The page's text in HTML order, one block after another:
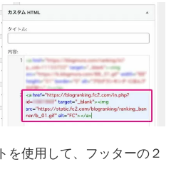
を使用して、フッターの２